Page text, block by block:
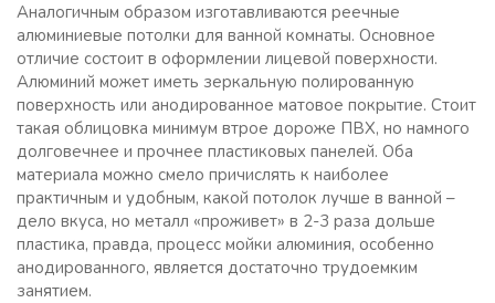
Аналогичным образом изготавливаются реечные
алюминиевые потолки для ванной комнаты. Основное
отличие состоит в оформлении лицевой поверхности.
Алюминий может иметь зеркальную полированную
поверхность или анодированное матовое покрытие. Стоит
такая облицовка минимум втрое дороже ПВХ, но намного
долговечнее и прочнее пластиковых панелей. Оба
материала можно смело причислять к наиболее
практичным и удобным, какой потолок лучше в ванной –
дело вкуса, но металл «проживет» в 2-3 раза дольше
пластика, правда, процесс мойки алюминия, особенно
анодированного, является достаточно трудоемким
занятием.